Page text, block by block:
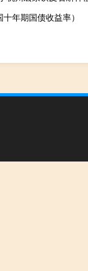
年期国债收益率）